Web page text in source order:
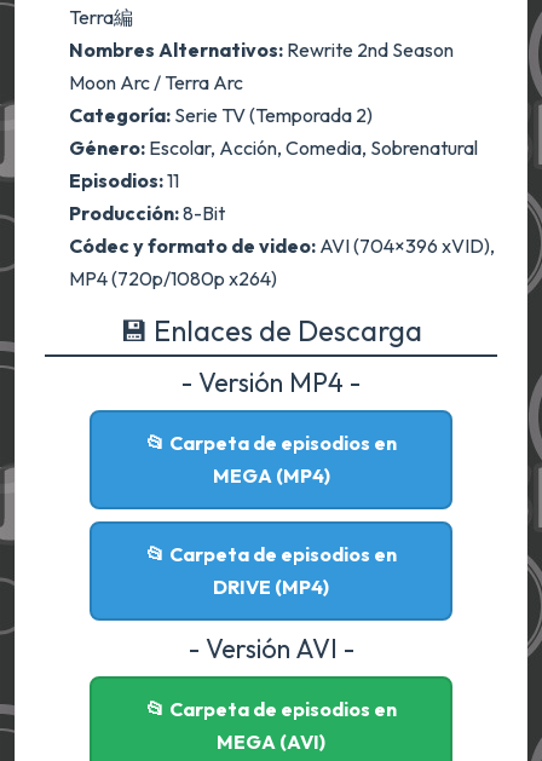
Terra編
Nombres Alternativos: Rewrite 2nd Season
Moon Arc / Terra Arc
Categoría: Serie TV (Temporada 2)
Género: Escolar, Acción, Comedia, Sobrenatural
Episodios:11
Producción:8-Bit
Códec y formato de video: AVI (704×396 xVID),
MP4 (720p/1080p x264)
💾 Enlaces de Descarga
- Versión MP4 -
📂 Carpeta de episodios en
MEGA (MP4)
📂 Carpeta de episodios en
DRIVE (MP4)
- Versión AVI -
📂 Carpeta de episodios en
MEGA (AVI)